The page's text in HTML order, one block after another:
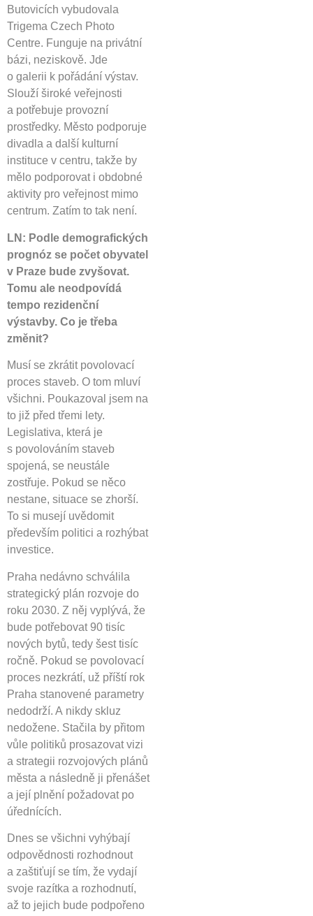
Butovicích vybudovala
Trigema Czech Photo
Centre. Funguje na privátní
bázi, neziskově. Jde
o galerii k pořádání výstav.
Slouží široké veřejnosti
a potřebuje provozní
prostředky. Město podporuje
divadla a další kulturní
instituce v centru, takže by
mělo podporovat i obdobné
aktivity pro veřejnost mimo
centrum. Zatím to tak není.
LN: Podle demografických
prognóz se počet obyvatel
v Praze bude zvyšovat.
Tomu ale neodpovídá
tempo rezidenční
výstavby. Co je třeba
změnit?
Musí se zkrátit povolovací
proces staveb. O tom mluví
všichni. Poukazoval jsem na
to již před třemi lety.
Legislativa, která je
s povolováním staveb
spojená, se neustále
zostřuje. Pokud se něco
nestane, situace se zhorší.
To si musejí uvědomit
především politici a rozhýbat
investice.
Praha nedávno schválila
strategický plán rozvoje do
roku 2030. Z něj vyplývá, že
bude potřebovat 90 tisíc
nových bytů, tedy šest tisíc
ročně. Pokud se povolovací
proces nezkrátí, už příští rok
Praha stanovené parametry
nedodrží. A nikdy skluz
nedožene. Stačila by přitom
vůle politiků prosazovat vizi
a strategii rozvojových plánů
města a následně ji přenášet
a její plnění požadovat po
úřednících.
Dnes se všichni vyhýbají
odpovědnosti rozhodnout
a zaštiťují se tím, že vydají
svoje razítka a rozhodnutí,
až to jejich bude podpořeno